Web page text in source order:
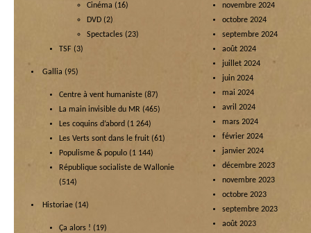
Cinéma (16)
DVD (2)
Spectacles (23)
TSF (3)
Gallia (95)
Centre à vent humaniste (87)
La main invisible du MR (465)
Les coquins d’abord (1 264)
Les Verts sont dans le fruit (61)
Populisme & populo (1 144)
République socialiste de Wallonie
(514)
Historiae (14)
Ça alors ! (19)
novembre 2024
octobre 2024
septembre 2024
août 2024
juillet 2024
juin 2024
mai 2024
avril 2024
mars 2024
février 2024
janvier 2024
décembre 2023
novembre 2023
octobre 2023
septembre 2023
août 2023